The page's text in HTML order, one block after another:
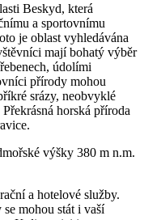
Beskyd, která
a sportovnímu
je oblast vyhledávána
mají bohatý výběr
údolími
přírody mohou
srázy, neobvyklé
horská příroda
výšky 380 m n.m.
a hotelové služby.
mohou stát i vaší